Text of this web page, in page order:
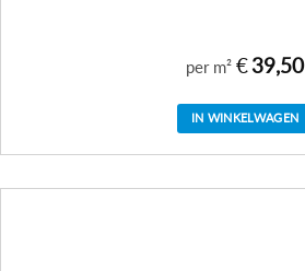
per m² €39,50
IN WINKELWAGEN